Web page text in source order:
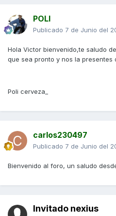
POLI
Publicado 7 de Junio del
Hola Victor bienvenido,te saludo
que sea pronto y nos la presentes
Poli cerveza_
carlos230497
Publicado 7 de Junio del
Bienvenido al foro, un saludo
Invitado nexius